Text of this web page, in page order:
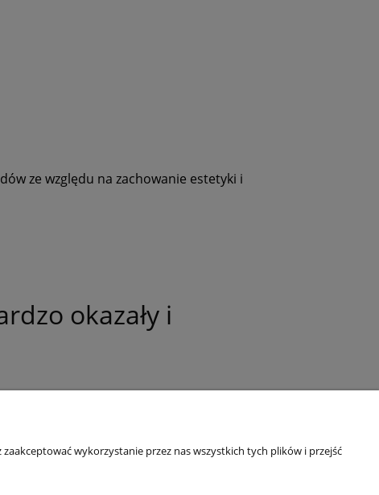
ze względu na zachowanie estetyki i
okazały i
wykorzystanie przez nas wszystkich tych plików i przejść